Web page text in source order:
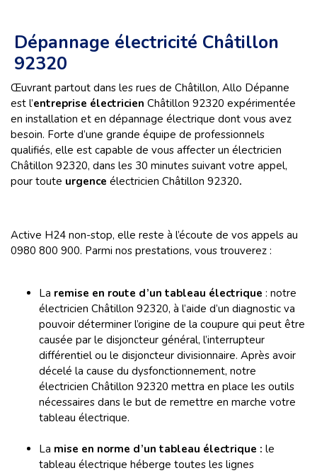
Dépannage électricité Châtillon
92320
Œuvrant partout dans les rues de Châtillon, Allo Dépanne
est l’entreprise électricien Châtillon 92320 expérimentée
en installation et en dépannage électrique dont vous avez
besoin. Forte d’une grande équipe de professionnels
qualifiés, elle est capable de vous affecter un électricien
Châtillon 92320, dans les 30 minutes suivant votre appel,
pour toute urgence électricien Châtillon 92320.
Active H24 non-stop, elle reste à l’écoute de vos appels au
0980 800 900. Parmi nos prestations, vous trouverez :
La remise en route d’un tableau électrique : notre
électricien Châtillon 92320, à l’aide d’un diagnostic va
pouvoir déterminer l’origine de la coupure qui peut être
causée par le disjoncteur général, l’interrupteur
différentiel ou le disjoncteur divisionnaire. Après avoir
décelé la cause du dysfonctionnement, notre
électricien Châtillon 92320 mettra en place les outils
nécessaires dans le but de remettre en marche votre
tableau électrique.
La mise en norme d’un tableau électrique : le
tableau électrique héberge toutes les lignes